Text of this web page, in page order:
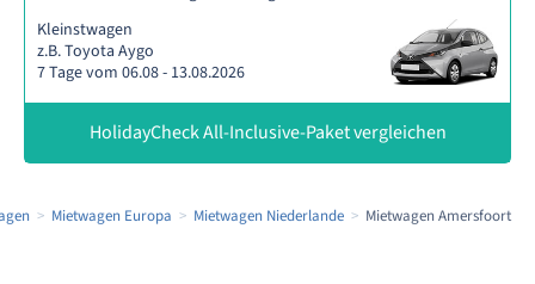
Kleinstwagen
z.B. Toyota Aygo
7 Tage vom 06.08 - 13.08.2026
HolidayCheck All-Inclusive-Paket vergleichen
Mietwagen Europa Mietwagen Niederlande Mietwagen Amersfoort